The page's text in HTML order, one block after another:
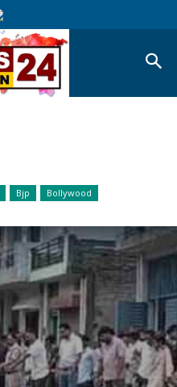
Bjp Bollywood